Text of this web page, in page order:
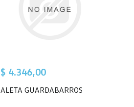
$ 4.346,00
ALETA GUARDABARROS